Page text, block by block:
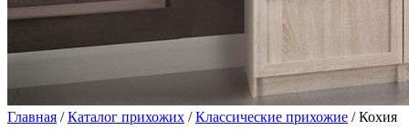
Главная /Каталог прихожих /Классические прихожие / Кохия